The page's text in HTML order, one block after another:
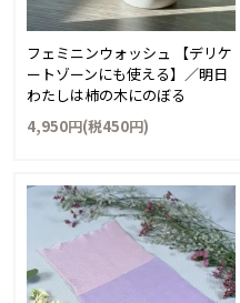
フェミニンウォッシュ 【デリケ
ートゾーンにも使える】／明日
わたしは柿の木にのぼる
4,950円(税450円)